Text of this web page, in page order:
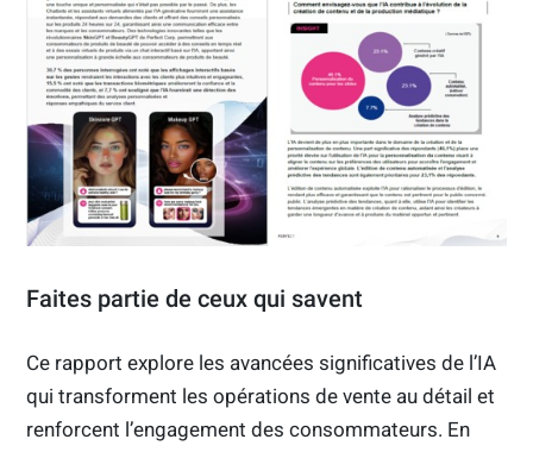
Faites partie de ceux qui savent
Ce rapport explore les avancées significatives de l’IA
qui transforment les opérations de vente au détail et
renforcent l’engagement des consommateurs. En